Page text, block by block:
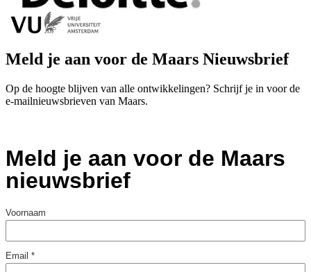
Meld je aan voor de Maars Nieuwsbrief
Op de hoogte blijven van alle ontwikkelingen? Schrijf je in voor de
e-mailnieuwsbrieven van Maars.